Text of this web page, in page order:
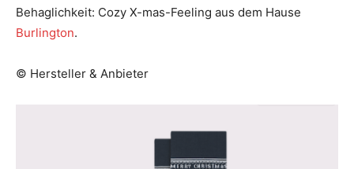
Behaglichkeit: Cozy X-mas-Feeling aus dem Hause
Burlington.
© Hersteller & Anbieter